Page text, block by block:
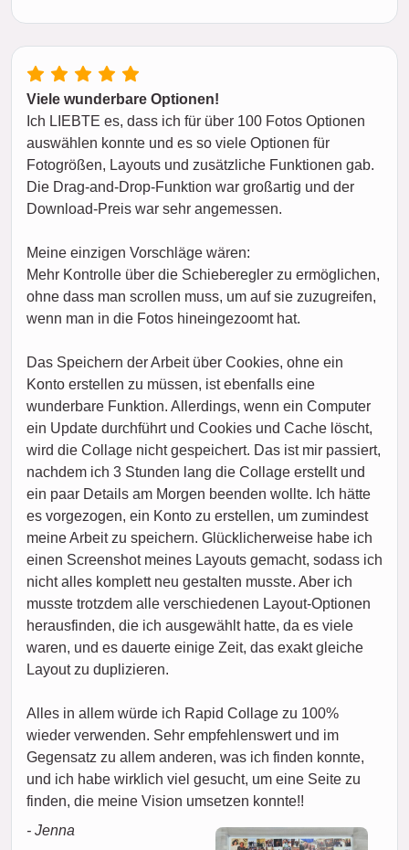
Viele wunderbare Optionen!
Ich LIEBTE es, dass ich für über 100 Fotos Optionen
auswählen konnte und es so viele Optionen für
Fotogrößen, Layouts und zusätzliche Funktionen gab.
Die Drag-and-Drop-Funktion war großartig und der
Download-Preis war sehr angemessen.
Meine einzigen Vorschläge wären:
Mehr Kontrolle über die Schieberegler zu ermöglichen,
ohne dass man scrollen muss, um auf sie zuzugreifen,
wenn man in die Fotos hineingezoomt hat.
Das Speichern der Arbeit über Cookies, ohne ein
Konto erstellen zu müssen, ist ebenfalls eine
wunderbare Funktion. Allerdings, wenn ein Computer
ein Update durchführt und Cookies und Cache löscht,
wird die Collage nicht gespeichert. Das ist mir passiert,
nachdem ich 3 Stunden lang die Collage erstellt und
ein paar Details am Morgen beenden wollte. Ich hätte
es vorgezogen, ein Konto zu erstellen, um zumindest
meine Arbeit zu speichern. Glücklicherweise habe ich
einen Screenshot meines Layouts gemacht, sodass ich
nicht alles komplett neu gestalten musste. Aber ich
musste trotzdem alle verschiedenen Layout-Optionen
herausfinden, die ich ausgewählt hatte, da es viele
waren, und es dauerte einige Zeit, das exakt gleiche
Layout zu duplizieren.
Alles in allem würde ich Rapid Collage zu 100%
wieder verwenden. Sehr empfehlenswert und im
Gegensatz zu allem anderen, was ich finden konnte,
und ich habe wirklich viel gesucht, um eine Seite zu
finden, die meine Vision umsetzen konnte!!
- Jenna